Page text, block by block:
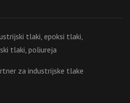
za industrijske tlake